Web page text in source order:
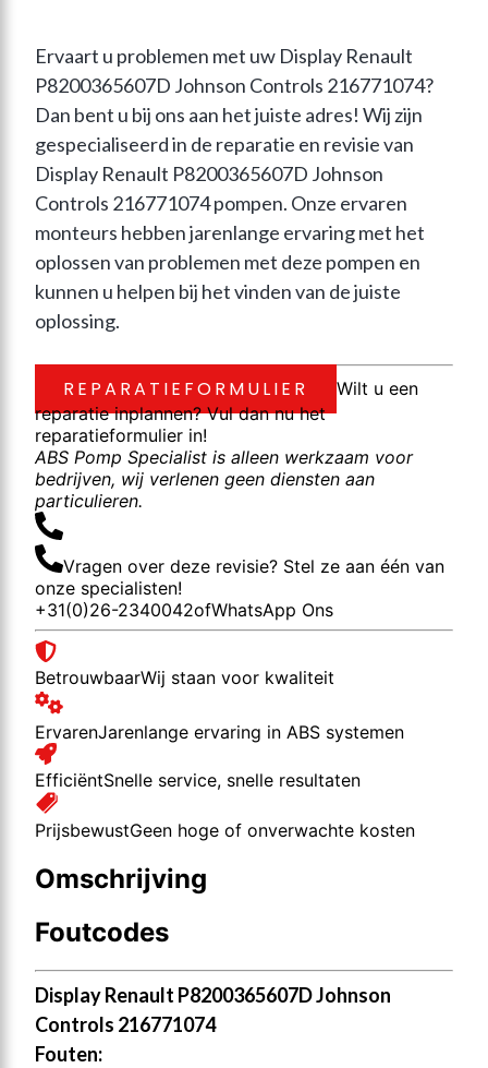
Ervaart u problemen met uw Display Renault
P8200365607D Johnson Controls 216771074?
Dan bent u bij ons aan het juiste adres! Wij zijn
gespecialiseerd in de reparatie en revisie van
Display Renault P8200365607D Johnson
Controls 216771074 pompen. Onze ervaren
monteurs hebben jarenlange ervaring met het
oplossen van problemen met deze pompen en
kunnen u helpen bij het vinden van de juiste
oplossing.
REPARATIEFORMULIER
Wilt u een
reparatie inplannen? Vul dan nu het
reparatieformulier in!
ABS Pomp Specialist is alleen werkzaam voor
bedrijven, wij verlenen geen diensten aan
particulieren.
Vragen over deze revisie? Stel ze aan één van
onze specialisten!
+31(0)26-2340042ofWhatsApp Ons
BetrouwbaarWij staan voor kwaliteit
ErvarenJarenlange ervaring in ABS systemen
EfficiëntSnelle service, snelle resultaten
PrijsbewustGeen hoge of onverwachte kosten
Omschrijving
Foutcodes
Display Renault P8200365607D Johnson
Controls 216771074
Fouten: